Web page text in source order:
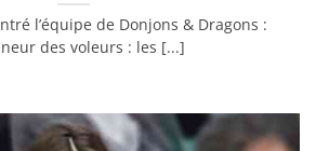
l’équipe de Donjons & Dragons :
des voleurs : les [...]